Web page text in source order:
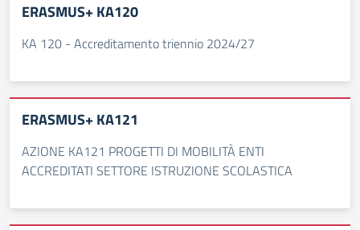
ERASMUS+ KA120
KA 120 - Accreditamento triennio 2024/27
ERASMUS+ KA121
AZIONE KA121 PROGETTI DI MOBILITÀ ENTI
ACCREDITATI SETTORE ISTRUZIONE SCOLASTICA